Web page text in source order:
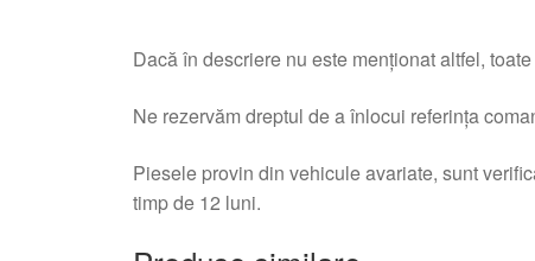
Dacă în descriere nu este menționat altfel,
Ne rezervăm dreptul de a înlocui referința
Piesele provin din vehicule avariate, sunt
timp de 12 luni.